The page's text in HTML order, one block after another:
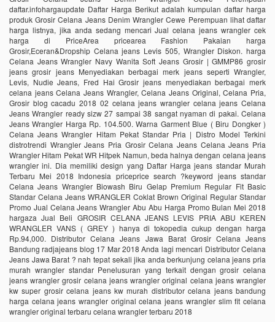
daftar.infohargaupdate Daftar Harga Berikut adalah kumpulan daftar harga
produk Grosir Celana Jeans Denim Wrangler Cewe Perempuan lihat daftar
harga listnya, jika anda sedang mencari Jual celana jeans wrangler cek
harga di PriceArea pricearea Fashion Pakaian harga
Grosir,Eceran&Dropship Celana jeans Levis 505, Wrangler Diskon. harga
Celana Jeans Wrangler Navy Wanita Soft Jeans Grosir | GMMP86 grosir
jeans grosir jeans Menyediakan berbagai merk jeans seperti Wrangler,
Levis, Nudie Jeans, Fred Hai Grosir jeans menyediakan berbagai merk
celana jeans Celana Jeans Wrangler, Celana Jeans Original, Celana Pria,
Grosir blog cacadu 2018 02 celana jeans wrangler celana jeans Celana
Jeans Wrangler ready sizw 27 sampai 38 sangat nyaman di pakai. Celana
Jeans Wrangler Harga Rp. 104.500. Warna Garment Blue ( Biru Dongker )
Celana Jeans Wrangler Hitam Pekat Standar Pria | Distro Model Terkini
distrotrendi Wrangler Jeans Pria Grosir Celana Jeans Celana Jeans Pria
Wrangler Hitam Pekat WR Hitpek Namun, beda halnya dengan celana jeans
wrangler ini. Dia memiliki design yang Daftar Harga jeans standar Murah
Terbaru Mei 2018 Indonesia priceprice search ?keyword jeans standar
Celana Jeans Wrangler Biowash Biru Gelap Premium Regular Fit Basic
Standar Celana Jeans WRANGLER Coklat Brown Original Regular Standar
Promo Jual Celana Jeans Wrangler Abu Abu Harga Promo Bulan Mei 2018
hargaza Jual Beli GROSIR CELANA JEANS LEVIS PRIA ABU KEREN
WRANGLER VANS ( GREY ) hanya di tokopedia cukup dengan harga
Rp.94,000. Distributor Celana Jeans Jawa Barat Grosir Celana Jeans
Bandung radjajeans blog 17 Mar 2018 Anda lagi mencari Distributor Celana
Jeans Jawa Barat ? nah tepat sekali jika anda berkunjung celana jeans pria
murah wrangler standar Penelusuran yang terkait dengan grosir celana
jeans wrangler grosir celana jeans wrangler original celana jeans wrangler
kw super grosir celana jeans kw murah distributor celana jeans bandung
harga celana jeans wrangler original celana jeans wrangler slim fit celana
wrangler original terbaru celana wrangler terbaru 2018